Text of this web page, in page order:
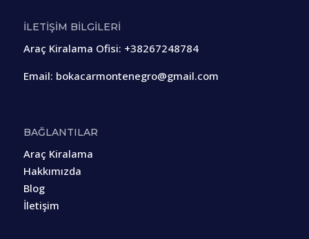
İLETİŞİM BİLGİLERİ
Araç Kiralama Ofisi: +38267248784
Email: bokacarmontenegro@gmail.com
BAĞLANTILAR
Araç Kiralama
Hakkımızda
Blog
İletişim